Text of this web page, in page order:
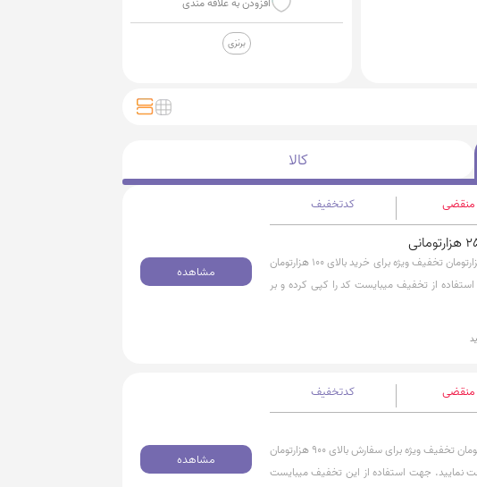
افزودن به علاقه مندی
برنزی
کالا
با استفاده از کد تخفیف میتوانید از 25 هزارتومان تخفیف ویژه برای خرید بالای 100 هزارتومان
از تخفیف میبایست کد را کپی کرده و بر
منقضی کدتخفیف
مشاهده
با استفاده از کد تخفیف میتوانید 100 هزارتومان تخفیف ویژه برای سفارش بالای 900 هزارتومان
نمایید. جهت استفاده از این تخفیف میبایست
منقضی کدتخفیف
مشاهده